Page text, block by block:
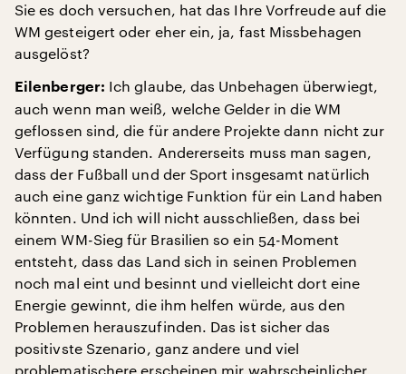
Sie es doch versuchen, hat das Ihre Vorfreude auf die
WM gesteigert oder eher ein, ja, fast Missbehagen
ausgelöst?
Eilenberger: Ich glaube, das Unbehagen überwiegt,
auch wenn man weiß, welche Gelder in die WM
geflossen sind, die für andere Projekte dann nicht zur
Verfügung standen. Andererseits muss man sagen,
dass der Fußball und der Sport insgesamt natürlich
auch eine ganz wichtige Funktion für ein Land haben
könnten. Und ich will nicht ausschließen, dass bei
einem WM-Sieg für Brasilien so ein 54-Moment
entsteht, dass das Land sich in seinen Problemen
noch mal eint und besinnt und vielleicht dort eine
Energie gewinnt, die ihm helfen würde, aus den
Problemen herauszufinden. Das ist sicher das
positivste Szenario, ganz andere und viel
problematischere erscheinen mir wahrscheinlicher.